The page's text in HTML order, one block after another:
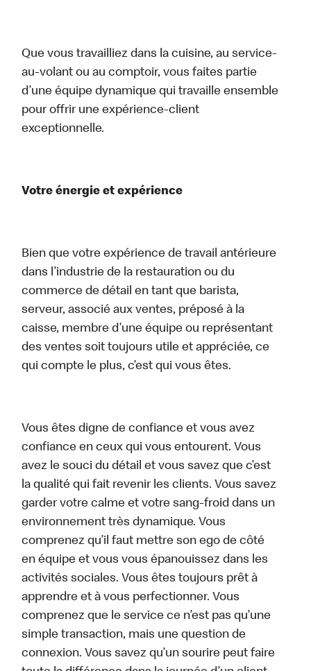
Que vous travailliez dans la cuisine, au service-
au-volant ou au comptoir, vous faites partie
d’une équipe dynamique qui travaille ensemble
pour offrir une expérience-client
exceptionnelle.
Votre énergie et expérience
Bien que votre expérience de travail antérieure
dans l’industrie de la restauration ou du
commerce de détail en tant que barista,
serveur, associé aux ventes, préposé à la
caisse, membre d’une équipe ou représentant
des ventes soit toujours utile et appréciée, ce
qui compte le plus, c’est qui vous êtes.
Vous êtes digne de confiance et vous avez
confiance en ceux qui vous entourent. Vous
avez le souci du détail et vous savez que c’est
la qualité qui fait revenir les clients. Vous savez
garder votre calme et votre sang-froid dans un
environnement très dynamique. Vous
comprenez qu’il faut mettre son ego de côté
en équipe et vous vous épanouissez dans les
activités sociales. Vous êtes toujours prêt à
apprendre et à vous perfectionner. Vous
comprenez que le service ce n’est pas qu’une
simple transaction, mais une question de
connexion. Vous savez qu’un sourire peut faire